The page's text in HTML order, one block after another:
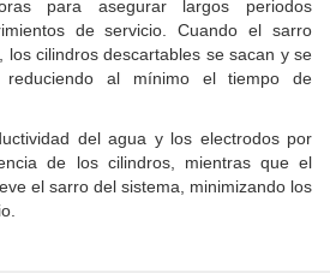
para asegurar largos periodos
de servicio. Cuando el sarro
los cilindros descartables se sacan y se
reduciendo al mínimo el tiempo de
del agua y los electrodos por
de los cilindros, mientras que el
el sarro del sistema, minimizando los